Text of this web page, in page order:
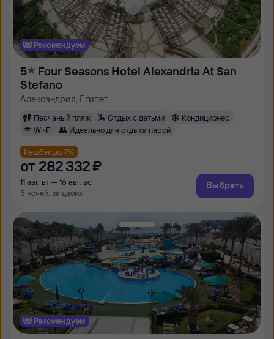
Рекомендуем
5
Four Seasons Hotel Alexandria At San
Stefano
Александрия, Египет
Песчаный пляж Отдых с детьми
Кондиционер
Wi-Fi
Идеально для отдыха парой
Кешбэк до 7%
от 282 ⁠332 ⁠₽
11 авг, вт — 16 авг, вс
5 ночей, за двоих
Выбрать
Рекомендуем